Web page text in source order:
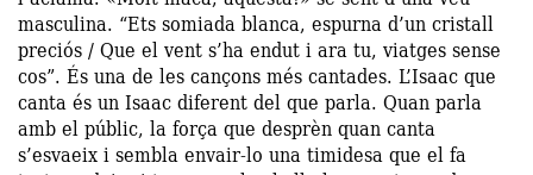
masculina. “Ets somiada blanca, espurna d’un cristall
preciós / Que el vent s’ha endut i ara tu, viatges sense
cos”. És una de les cançons més cantades. L’Isaac que
canta és un Isaac diferent del que parla. Quan parla
amb el públic, la força que desprèn quan canta
s’esvaeix i sembla envair-lo una timidesa que el fa